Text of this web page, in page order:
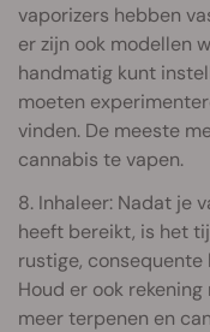
vaporizers hebben
er zijn ook modellen
handmatig kunt
moeten
vinden. De meeste
cannabis te vapen.
8. Inhaleer: Nadat je
heeft bereikt, is het
rustige,
Houd er ook
meer terpenen en